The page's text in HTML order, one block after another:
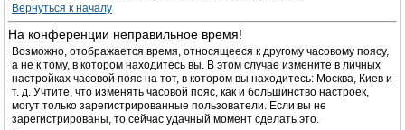
Вернуться к началу
На конференции неправильное время!
Возможно, отображается время, относящееся к другому часовому поясу,
а не к тому, в котором находитесь вы. В этом случае измените в личных
настройках часовой пояс на тот, в котором вы находитесь: Москва, Киев и
т. д. Учтите, что изменять часовой пояс, как и большинство настроек,
могут только зарегистрированные пользователи. Если вы не
зарегистрированы, то сейчас удачный момент сделать это.